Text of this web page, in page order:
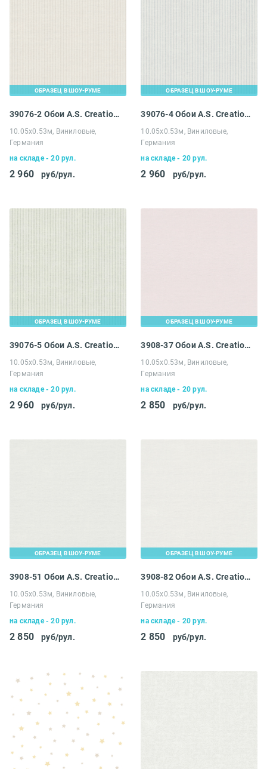
ОБРАЗЕЦ В ШОУ-РУМЕ
39076-2 Обои A.S. Creation Maison Charme
10.05х0.53м, Виниловые,
Германия
на складе - 20 рул.
2 960 руб/рул.
ОБРАЗЕЦ В ШОУ-РУМЕ
39076-4 Обои A.S. Creation Maison Charme
10.05х0.53м, Виниловые,
Германия
на складе - 20 рул.
2 960 руб/рул.
ОБРАЗЕЦ В ШОУ-РУМЕ
39076-5 Обои A.S. Creation Maison Charme
10.05х0.53м, Виниловые,
Германия
на складе - 20 рул.
2 960 руб/рул.
ОБРАЗЕЦ В ШОУ-РУМЕ
3908-37 Обои A.S. Creation Maison Charme
10.05х0.53м, Виниловые,
Германия
на складе - 20 рул.
2 850 руб/рул.
ОБРАЗЕЦ В ШОУ-РУМЕ
3908-51 Обои A.S. Creation Maison Charme
10.05х0.53м, Виниловые,
Германия
на складе - 20 рул.
2 850 руб/рул.
ОБРАЗЕЦ В ШОУ-РУМЕ
3908-82 Обои A.S. Creation Maison Charme
10.05х0.53м, Виниловые,
Германия
на складе - 20 рул.
2 850 руб/рул.